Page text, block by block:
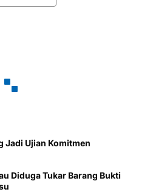
Jadi Ujian Komitmen
Diduga Tukar Barang Bukti